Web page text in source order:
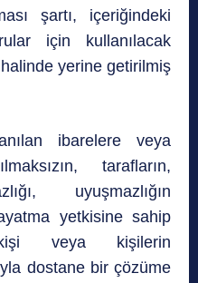
şartı, içeriğindeki
için kullanılacak
yerine getirilmiş
ibarelere veya
tarafların,
uyuşmazlığın
yetkisine sahip
veya kişilerin
dostane bir çözüme